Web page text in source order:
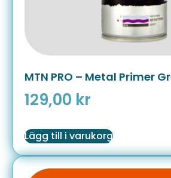
MTN PRO – Metal Primer
129,00 kr
Lägg till i varukorg